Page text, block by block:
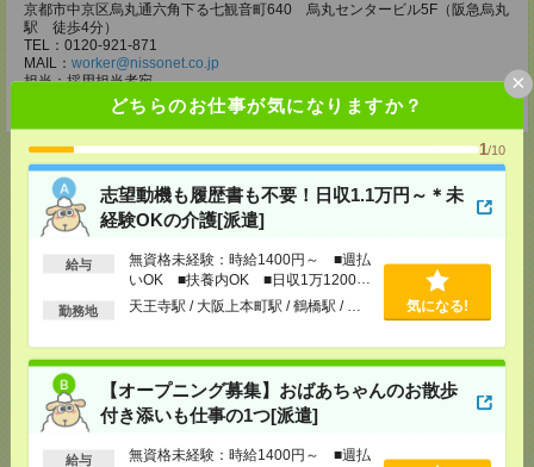
どちらのお仕事が気になりますか？
1/10
志望動機も履歴書も不要！日収1.1万円～＊未
経験OKの介護[派遣]
給与
無資格未経験：時給1400円～ ■週払
いOK ■扶養内OK ■日収1万1200円
以上
勤務地 天王寺駅 / 大阪上本町駅 / 鶴橋駅 / … 気になる!
【オープニング募集】おばあちゃんのお散歩
付き添いも仕事の1つ[派遣]
給与
無資格未経験：時給1400円～ ■週払
×
京都市中京区烏丸通六角下る七観音町640 烏丸センタービル5F（阪急烏丸
駅 徒歩4分）
TEL：0120-921-871
MAIL： worker@nissonet.co.jp
担当：採用担当者宛
受付可能日時：9:30-19:00 ※電話受付時間⇒9:30-21:00
応募ページへ
気になる！
メールで送る LINEで送る